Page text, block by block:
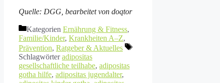
Quelle: DGG, bearbeitet von doqtor
Kategorien Ernährung & Fitness,
Familie/Kinder, Krankheiten A–Z,
Prävention, Ratgeber & Aktuelles
Schlagwörteradipositas
gesellschaftliche teilhabe, adipositas
gotha hilfe, adipositas jugendalter,